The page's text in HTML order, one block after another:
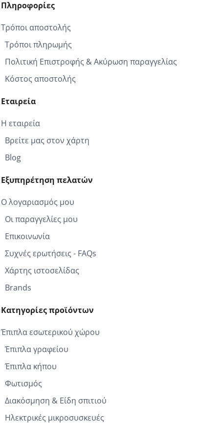
Πληροφορίες
Τρόποι αποστολής
Τρόποι πληρωμής
Πολιτική Επιστροφής & Ακύρωση παραγγελίας
Κόστος αποστολής
Εταιρεία
Η εταιρεία
Βρείτε μας στον χάρτη
Blog
Εξυπηρέτηση πελατών
Ο λογαριασμός μου
Οι παραγγελίες μου
Επικοινωνία
Συχνές ερωτήσεις - FAQs
Χάρτης ιστοσελίδας
Brands
Κατηγορίες προϊόντων
Έπιπλα εσωτερικού χώρου
Έπιπλα γραφείου
Έπιπλα κήπου
Φωτισμός
Διακόσμηση & Είδη σπιτιού
Ηλεκτρικές μικροσυσκευές